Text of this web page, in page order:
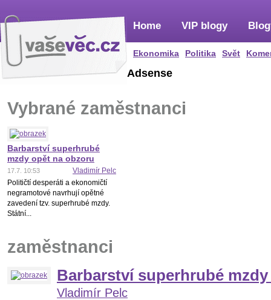
Home
Ekonomika Politika Svět
VIP blogy
Adsense
Vybrané zaměstnanci
Barbarství superhrubé
mzdy opět na obzoru
17.7. 10:53
Vladimír Pelc
Političtí desperáti a ekonomičtí
negramotové navrhují opětné
zavedení tzv. superhrubé mzdy.
Státní...
zaměstnanci
Barbarství superhrubé
Vladimír Pelc